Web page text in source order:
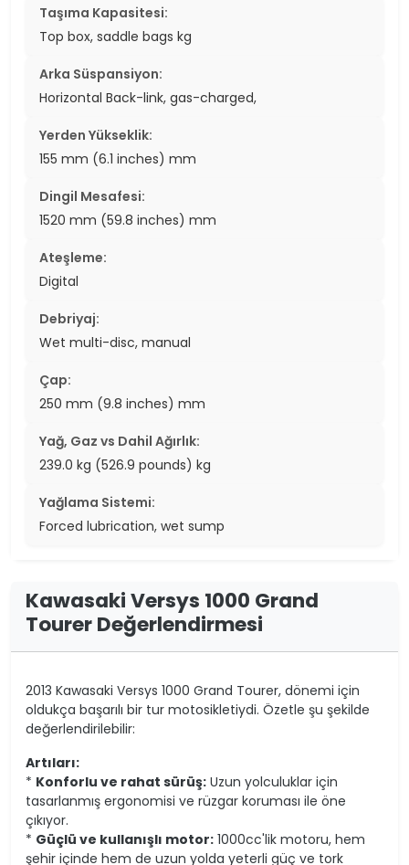
Taşıma Kapasitesi:
Top box, saddle bags kg
Arka Süspansiyon:
Horizontal Back-link, gas-charged,
Yerden Yükseklik:
155 mm (6.1 inches) mm
Dingil Mesafesi:
1520 mm (59.8 inches) mm
Ateşleme:
Digital
Debriyaj:
Wet multi-disc, manual
Çap:
250 mm (9.8 inches) mm
Yağ, Gaz vs Dahil Ağırlık:
239.0 kg (526.9 pounds) kg
Yağlama Sistemi:
Forced lubrication, wet sump
Kawasaki Versys 1000 Grand
Tourer Değerlendirmesi
2013 Kawasaki Versys 1000 Grand Tourer, dönemi için
oldukça başarılı bir tur motosikletiydi. Özetle şu şekilde
değerlendirilebilir:
Artıları:
* Konforlu ve rahat sürüş: Uzun yolculuklar için
tasarlanmış ergonomisi ve rüzgar koruması ile öne
çıkıyor.
* Güçlü ve kullanışlı motor: 1000cc'lik motoru, hem
şehir içinde hem de uzun yolda yeterli güç ve tork